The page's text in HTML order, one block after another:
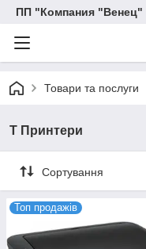
ПП "Компания "Венец"
Товари та послуги
T Принтери
Сортування
Топ продажів